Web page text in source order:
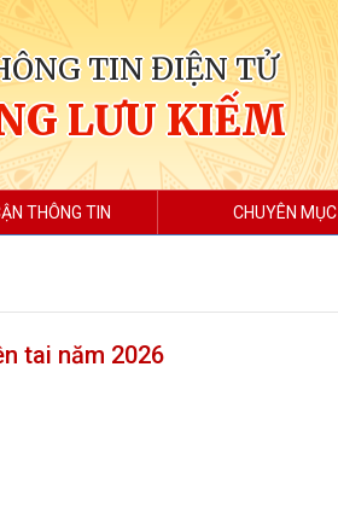
TIN ĐIỆN TỬ
LƯU KIẾM
THÔNG TIN CHUYÊN MỤC
tai năm 2026